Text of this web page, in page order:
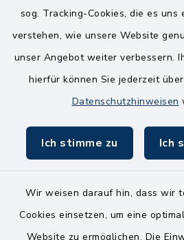
sog. Tracking-Cookies, die es uns
verstehen, wie unsere Website
unser Angebot weiter verbessern.
hierfür können Sie jederzeit
Datenschutzhinweisen
Ich stimme zu Ich
Wir weisen darauf hin, dass wir
Cookies einsetzen, um eine
Website zu ermöglichen. Die
Freitag
8.00-11.00 Uhr
Kontakt